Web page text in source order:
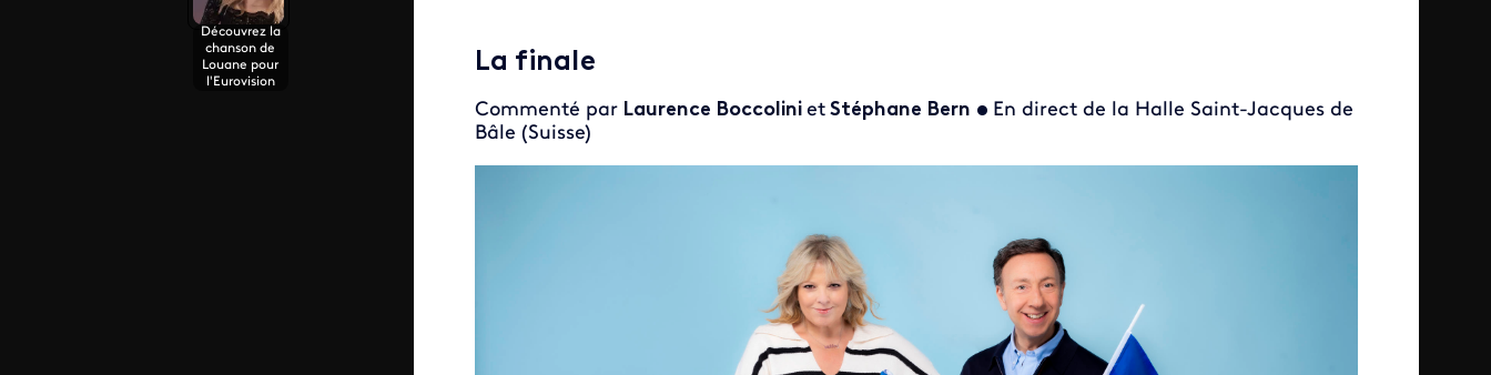
Découvrez la
chanson de
Louane pour
l'Eurovision
La finale
Commenté parLaurence Boccolini etStéphane Bern • En direct de la Halle Saint-Jacques de
Bâle (Suisse)